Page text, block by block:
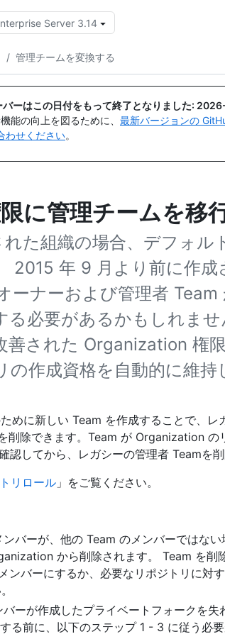
Server 3.14
/ 管理チームを変換する
ーはこの日付をもって終了となりました:
能の向上を図るために、 最新バージョンの
わせください。
に管理チームを移
た組織の場合、デフォル
2015 年 9 月より前に作成
ナーおよび管理者 Team
る必要があるかもしれま
善された Organization 権
作成資格を自動的に維持
めに新しい Team を作成することで、レ
削除できます。Team が Organization の
認してから、レガシーの管理者 Teamを削
リロール 」をご覧ください。
バーが、他の Team のメンバーではな
から削除されます。 Team を削
バーにするか、必要なリポジトリに対
ーが作成したプライベートフォークを失
る前に、以下のステップ 1 - 3 に従う必要